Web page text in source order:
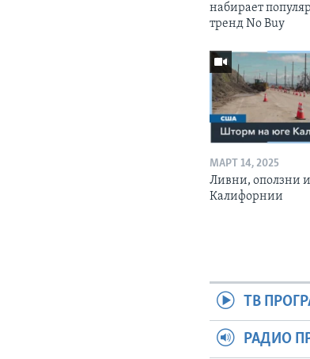
набирает
тренд No Buy
МАРТ 14, 2025
Ливни, оползни
Калифорнии
ТВ
РАДИО